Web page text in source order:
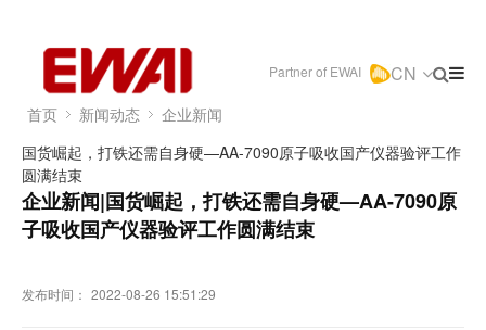
Partner of EWAI CN
首页 新闻动态
企业新闻
国货崛起，打铁还需自身硬—AA-7090原子吸收国产仪器验评工作
圆满结束
企业新闻|国货崛起，打铁还需自身硬—AA-7090原
子吸收国产仪器验评工作圆满结束
发布时间： 2022-08-26 15:51:29